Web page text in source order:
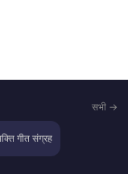
सभी →
गीत संग्रह